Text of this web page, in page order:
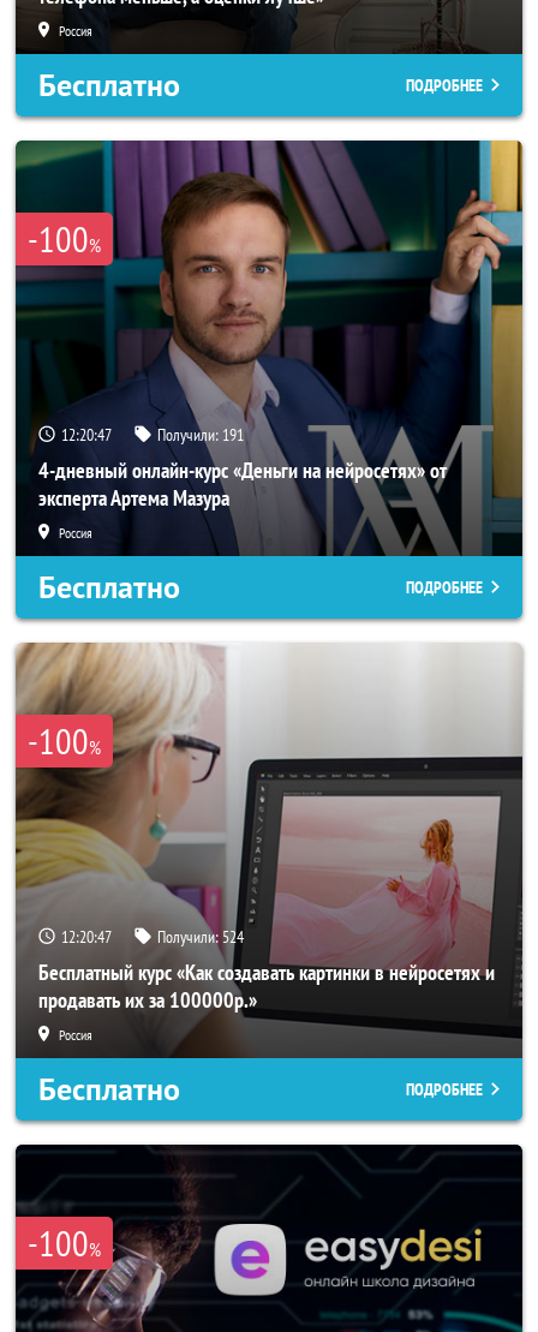
Россия
Бесплатно ПОДРОБНЕЕ
-100%
12:20:44 Получили: 191
4-дневный онлайн-курс «Деньги на нейросетях» от
эксперта Артема Мазура
Россия
Бесплатно ПОДРОБНЕЕ
-100%
12:20:44 Получили: 524
Бесплатный курс «Как создавать картинки в нейросетях и
продавать их за 100000р.»
Россия
Бесплатно ПОДРОБНЕЕ
-100%